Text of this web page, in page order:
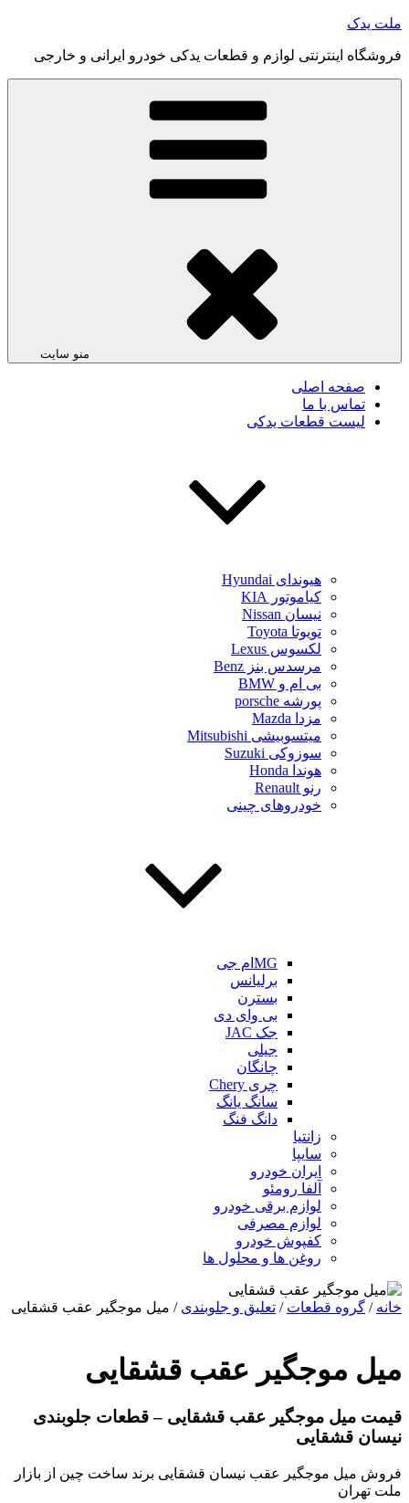
اینترنتی لوازم و قطعات یدکی خودرو ایرانی و خارجی
منو سایت
صفحه اصلی
تماس با ما
لیست قطعات یدکی
هیوندای Hyundai
کیاموتور KIA
نیسان Nissan
تویوتا Toyota
لکسوس Lexus
مرسدس بنز Benz
بی ام و BMW
پورشه porsche
مزدا Mazda
میتسوبیشی Mitsubishi
سوزوکی Suzuki
هوندا Honda
رنو Renault
خودروهای چینی
MGام جی
برلیانس
بسترن
بی وای دی
جک JAC
جیلی
چانگان
چری Chery
سانگ یانگ
دانگ فنگ
زانتیا
سایپا
ایران خودرو
آلفا رومئو
لوازم برقی خودرو
لوازم مصرفی
کفپوش خودرو
روغن ها و محلول ها
گروه قطعات/تعلیق و جلوبندی/ میل موجگیر عقب قشقایی
موجگیر عقب قشقایی
میل موجگیر عقب قشقایی – قطعات جلوبندی
قشقایی
میل موجگیر عقب نیسان قشقایی برند ساخت چین از بازار